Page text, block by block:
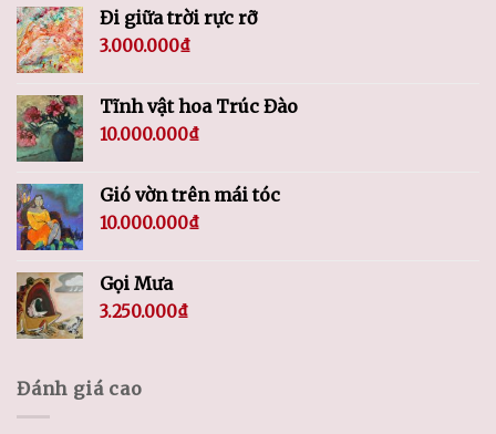
Đi giữa trời rực rỡ
3.000.000₫
Tĩnh vật hoa Trúc Đào
10.000.000₫
Gió vờn trên mái tóc
10.000.000₫
Gọi Mưa
3.250.000₫
Đánh giá cao